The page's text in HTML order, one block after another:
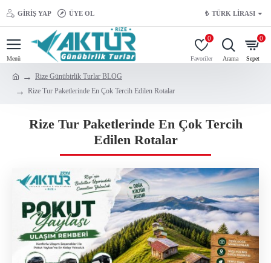
GIRIŞ YAP ÜYE OL ₺ TÜRK LIRASI
0 0
Rize Günübirlik Turlar BLOG
Rize Tur Paketlerinde En Çok Tercih Edilen Rotalar
Rize Tur Paketlerinde En Çok Tercih
Edilen Rotalar